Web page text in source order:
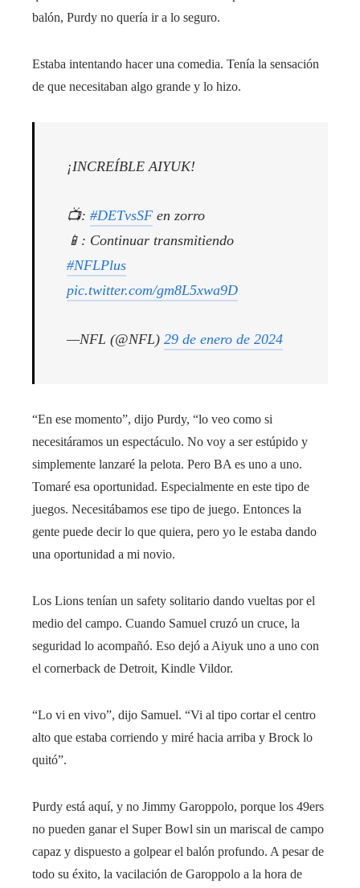
balón, Purdy no quería ir a lo seguro.
Estaba intentando hacer una comedia. Tenía la sensación
de que necesitaban algo grande y lo hizo.
¡INCREÍBLE AIYUK!
📺: #DETvsSF en zorro
📱: Continuar transmitiendo
#NFLPlus
pic.twitter.com/gm8L5xwa9D
—NFL (@NFL) 29 de enero de 2024
“En ese momento”, dijo Purdy, “lo veo como si
necesitáramos un espectáculo. No voy a ser estúpido y
simplemente lanzaré la pelota. Pero BA es uno a uno.
Tomaré esa oportunidad. Especialmente en este tipo de
juegos. Necesitábamos ese tipo de juego. Entonces la
gente puede decir lo que quiera, pero yo le estaba dando
una oportunidad a mi novio.
Los Lions tenían un safety solitario dando vueltas por el
medio del campo. Cuando Samuel cruzó un cruce, la
seguridad lo acompañó. Eso dejó a Aiyuk uno a uno con
el cornerback de Detroit, Kindle Vildor.
“Lo vi en vivo”, dijo Samuel. “Vi al tipo cortar el centro
alto que estaba corriendo y miré hacia arriba y Brock lo
quitó”.
Purdy está aquí, y no Jimmy Garoppolo, porque los 49ers
no pueden ganar el Super Bowl sin un mariscal de campo
capaz y dispuesto a golpear el balón profundo. A pesar de
todo su éxito, la vacilación de Garoppolo a la hora de